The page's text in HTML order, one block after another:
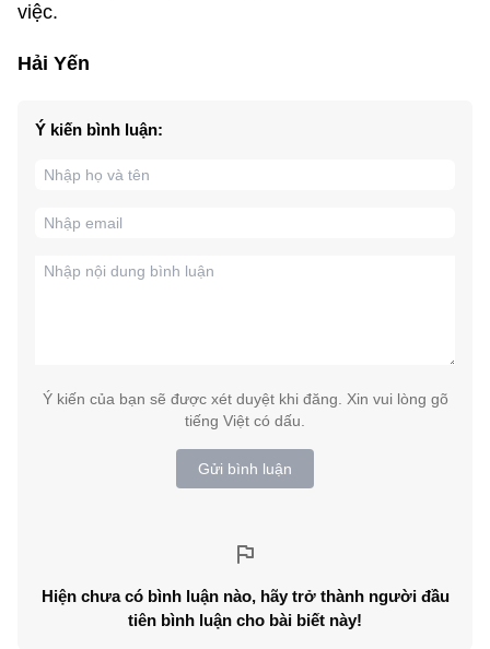
việc.
Hải Yến
Ý kiến bình luận:
Ý kiến của bạn sẽ được xét duyệt khi đăng. Xin vui lòng gõ
tiếng Việt có dấu.
Gửi bình luận
Hiện chưa có bình luận nào, hãy trở thành người đầu
tiên bình luận cho bài biết này!